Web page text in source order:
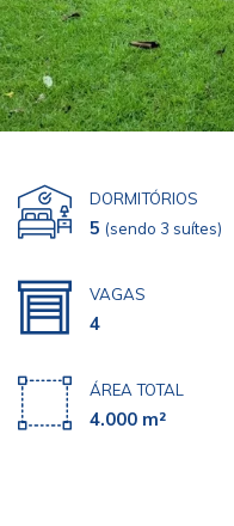
DORMITÓRIOS
5 (sendo 3 suítes)
VAGAS
4
ÁREA TOTAL
4.000 m²